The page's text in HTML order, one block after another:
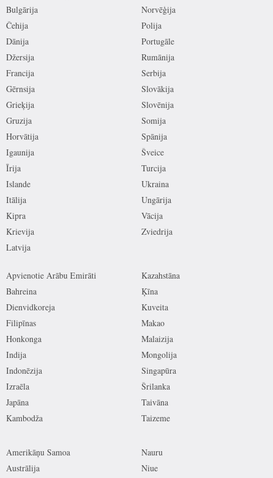
Bulgārija
Čehija
Dānija
Džersija
Francija
Gērnsija
Grieķija
Gruzija
Horvātija
Igaunija
Īrija
Islande
Itālija
Kipra
Krievija
Latvija
Norvēģija
Polija
Portugāle
Rumānija
Serbija
Slovākija
Slovēnija
Somija
Spānija
Šveice
Turcija
Ukraina
Ungārija
Vācija
Zviedrija
Apvienotie Arābu Emirāti
Bahreina
Dienvidkoreja
Filipīnas
Honkonga
Indija
Indonēzija
Izraēla
Japāna
Kambodža
Kazahstāna
Ķīna
Kuveita
Makao
Malaizija
Mongolija
Singapūra
Šrilanka
Taivāna
Taizeme
Amerikāņu Samoa
Austrālija
Nauru
Niue